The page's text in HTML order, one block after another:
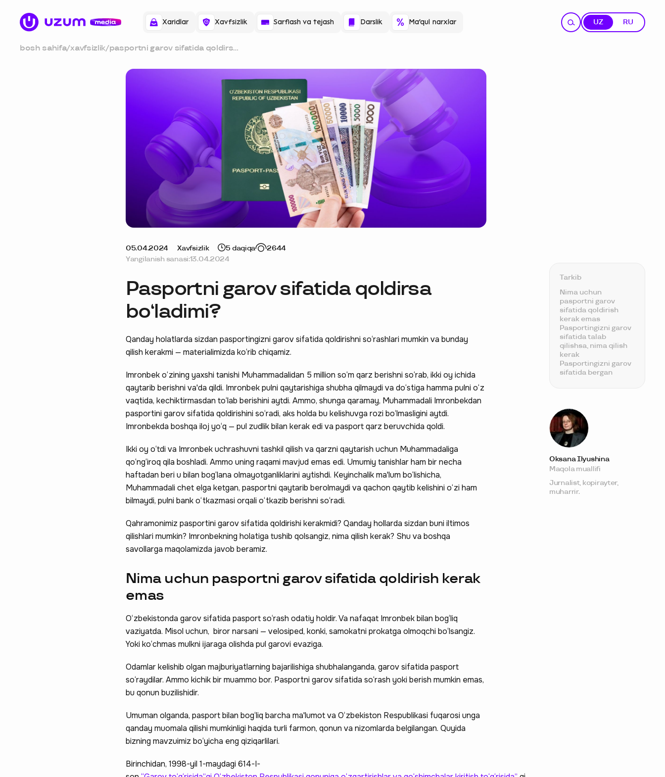
Xaridlar Xavfsizlik Sarflash va tejash Darslik Ma'qul narxlar UZ RU
bosh sahifa/xavfsizlik/pasportni garov sifatida qoldirsa
05.04.2024 Xavfsizlik 5 daqiqa
2644
Yangilanish sanasi:13.04.2024
Pasportni garov sifatida qoldirsa
bo‘ladimi?
Qanday holatlarda sizdan pasportingizni garov sifatida qoldirishni so‘rashlari mumkin va bunday
qilish kerakmi — materialimizda ko‘rib chiqamiz.
Imronbek o‘zining yaxshi tanishi Muhammadalidan 5 million so‘m qarz berishni so‘rab, ikki oy ichida
qaytarib berishni va'da qildi. Imronbek pulni qaytarishiga shubha qilmaydi va do‘stiga hamma pulni o‘z
vaqtida, kechiktirmasdan to‘lab berishini aytdi. Ammo, shunga qaramay, Muhammadali Imronbekdan
pasportini garov sifatida qoldirishini so‘radi, aks holda bu kelishuvga rozi bo‘lmasligini aytdi.
Imronbekda boshqa iloj yo‘q — pul zudlik bilan kerak edi va pasport qarz beruvchida qoldi.
Ikki oy o‘tdi va Imronbek uchrashuvni tashkil qilish va qarzni qaytarish uchun Muhammadaliga
qo‘ng‘iroq qila boshladi. Ammo uning raqami mavjud emas edi. Umumiy tanishlar ham bir necha
haftadan beri u bilan bog‘lana olmayotganliklarini aytishdi. Keyinchalik ma'lum bo‘lishicha,
Muhammadali chet elga ketgan, pasportni qaytarib berolmaydi va qachon qaytib kelishini o‘zi ham
bilmaydi, pulni bank o‘tkazmasi orqali o‘tkazib berishni so‘radi.
Qahramonimiz pasportini garov sifatida qoldirishi kerakmidi? Qanday hollarda sizdan buni iltimos
qilishlari mumkin? Imronbekning holatiga tushib qolsangiz, nima qilish kerak? Shu va boshqa
savollarga maqolamizda javob beramiz.
Nima uchun pasportni garov sifatida qoldirish kerak
emas
O‘zbekistonda garov sifatida pasport so‘rash odatiy holdir. Va nafaqat Imronbek bilan bog‘liq
vaziyatda. Misol uchun, biror narsani — velosiped, konki, samokatni prokatga olmoqchi bo‘lsangiz.
Yoki ko‘chmas mulkni ijaraga olishda pul garovi evaziga.
Odamlar kelishib olgan majburiyatlarning bajarilishiga shubhalanganda, garov sifatida pasport
so‘raydilar. Ammo kichik bir muammo bor. Pasportni garov sifatida so‘rash yoki berish mumkin emas,
bu qonun buzilishidir.
Umuman olganda, pasport bilan bog‘liq barcha ma'lumot va O‘zbekiston Respublikasi fuqarosi unga
qanday muomala qilishi mumkinligi haqida turli farmon, qonun va nizomlarda belgilangan. Quyida
bizning mavzuimiz bo‘yicha eng qiziqarlilari.
Birinchidan, 1998-yil 1-maydagi 614-I-
Tarkib
Nima uchun
pasportni garov
sifatida qoldirish
kerak emas
Pasportingizni garov
sifatida talab
qilishsa, nima qilish
kerak
Pasportingizni garov
sifatida bergan
Oksana Ilyushina
Maqola muallifi
Jurnalist, kopirayter,
muharrir.